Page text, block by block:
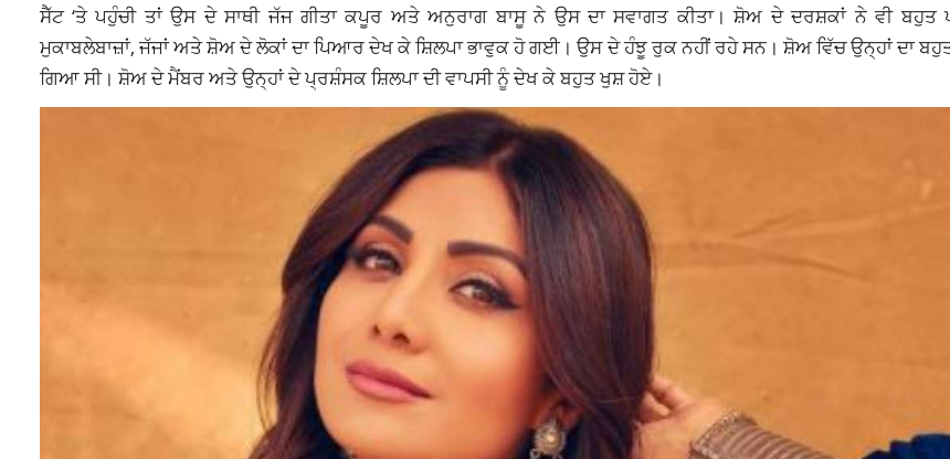
ਸੈੱਟ ‘ਤੇ ਪਹੁੰਚੀ ਤਾਂ ਉਸ ਦੇ ਸਾਥੀ ਜੱਜ ਗੀਤਾ ਕਪੂਰ ਅਤੇ ਅਨੁਰਾਗ ਬਾਸੂ ਨੇ ਉਸ ਦਾ ਸਵਾਗਤ ਕੀਤਾ। ਸ਼ੋਅ ਦੇ ਦਰਸ਼ਕਾਂ ਨੇ ਵੀ ਬਹੁਤ
ਮੁਕਾਬਲੇਬਾਜ਼ਾਂ, ਜੱਜਾਂ ਅਤੇ ਸ਼ੋਅ ਦੇ ਲੋਕਾਂ ਦਾ ਪਿਆਰ ਦੇਖ ਕੇ ਸ਼ਿਲਪਾ ਭਾਵੁਕ ਹੋ ਗਈ। ਉਸ ਦੇ ਹੰਝੂ ਰੁਕ ਨਹੀਂ ਰਹੇ ਸਨ। ਸ਼ੋਅ ਵਿੱਚ ਉਨ੍ਹਾਂ ਦਾ
ਗਿਆ ਸੀ। ਸ਼ੋਅ ਦੇ ਮੈਂਬਰ ਅਤੇ ਉਨ੍ਹਾਂ ਦੇ ਪ੍ਰਸ਼ੰਸਕ ਸ਼ਿਲਪਾ ਦੀ ਵਾਪਸੀ ਨੂੰ ਦੇਖ ਕੇ ਬਹੁਤ ਖੁਸ਼ ਹੋਏ।